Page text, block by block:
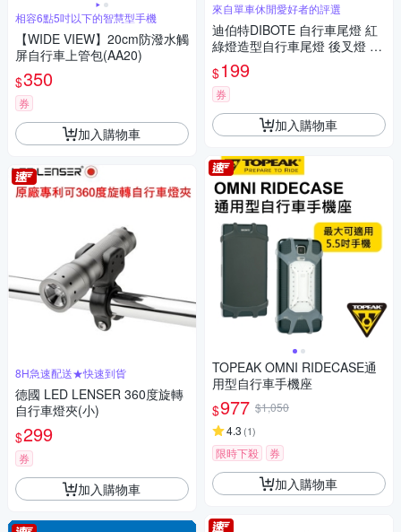
相容6點5吋以下的智慧型手機
【WIDE VIEW】20cm防潑水觸
屏自行車上管包(AA20)
$350
券
加入購物車
8H急速配送★快速到貨
德國 LED LENSER 360度旋轉
自行車燈夾(小)
$299
券
加入購物車
來自單車休閒愛好者的評選
迪伯特DIBOTE 自行車尾燈 紅
綠燈造型自行車尾燈 後叉燈 -
快速到貨
$199
券
加入購物車
TOPEAK OMNI RIDECASE通
用型自行車手機座
$977 $1,050
4.3 (1)
限時下殺 券
加入購物車